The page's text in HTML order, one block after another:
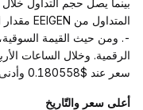
سعر عند $0.180558 وأدنى سعر عند $0.170111.
أعلى سعر والتّاريخ